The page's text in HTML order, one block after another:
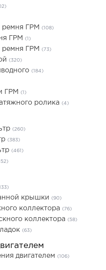
ремня ГРМ (108)
ГРМ (1)
ремня ГРМ (73)
(320)
(184)
ГРМ (1)
ролика (4)
(260)
(383)
(461)
крышки (90)
коллектора (76)
коллектора (58)
(63)
двигателем (106)